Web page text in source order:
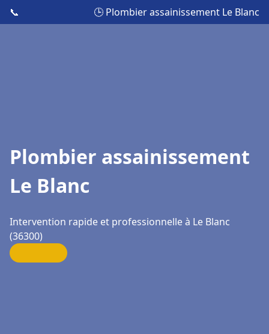
📞 🕒 Plombier assainissement Le Blanc
Plombier assainissement
Le Blanc
Intervention rapide et professionnelle à Le Blanc
(36300)